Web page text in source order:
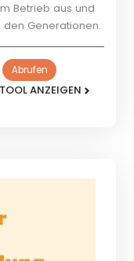
Betrieb aus und
Generationen.
Abrufen
ANZEIGEN